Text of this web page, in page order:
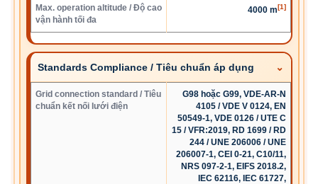
Max. operation altitude / Độ cao
vận hành tối đa
4000 m[1]
Standards Compliance / Tiêu chuẩn áp dụng
Grid connection standard / Tiêu
chuẩn kết nối lưới điện
G98 hoặc G99, VDE-AR-N
4105 / VDE V 0124, EN
50549-1, VDE 0126 / UTE C
15 / VFR:2019, RD 1699 / RD
244 / UNE 206006 / UNE
206007-1, CEI 0-21, C10/11,
NRS 097-2-1, EIFS 2018.2,
IEC 62116, IEC 61727,